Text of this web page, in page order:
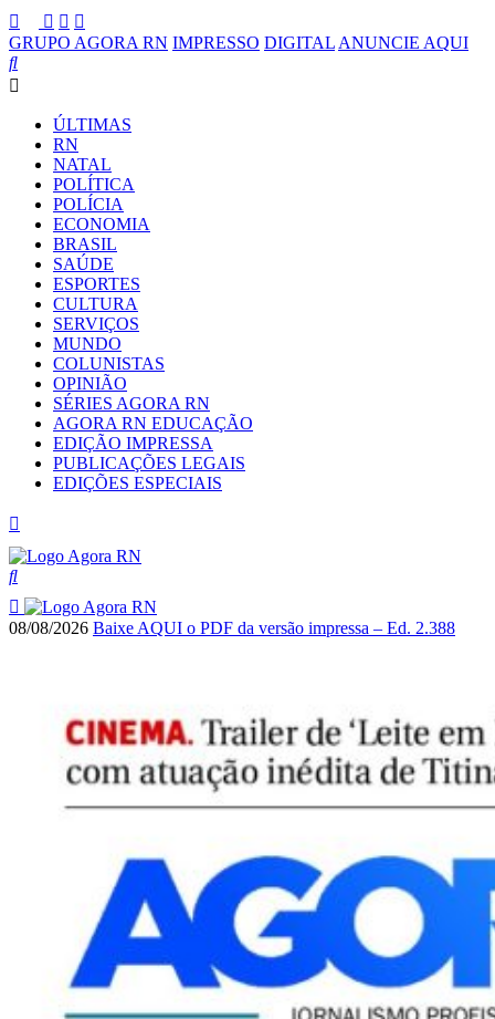
GRUPO AGORA RN IMPRESSO DIGITAL ANUNCIE AQUI
ÚLTIMAS
RN
NATAL
POLÍTICA
POLÍCIA
ECONOMIA
BRASIL
SAÚDE
ESPORTES
CULTURA
SERVIÇOS
MUNDO
COLUNISTAS
OPINIÃO
SÉRIES AGORA RN
AGORA RN EDUCAÇÃO
EDIÇÃO IMPRESSA
PUBLICAÇÕES LEGAIS
EDIÇÕES ESPECIAIS
08/08/2026 Baixe AQUI o PDF da versão impressa – Ed. 2.388